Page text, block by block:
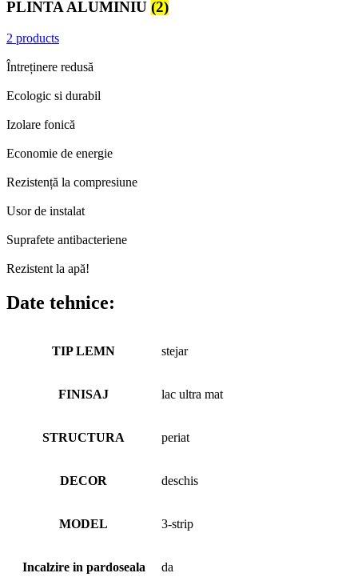
PLINTA ALUMINIU (2)
2 products
Întreținere redusă
Ecologic si durabil
Izolare fonică
Economie de energie
Rezistență la compresiune
Usor de instalat
Suprafete antibacteriene
Rezistent la apă!
Date tehnice:
TIP LEMN stejar
FINISAJ lac ultra mat
STRUCTURA periat
DECOR deschis
MODEL 3-strip
Incalzire in pardoseala da